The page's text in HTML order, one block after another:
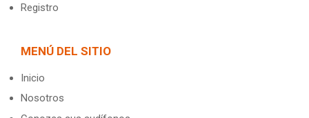
Registro
MENÚ DEL SITIO
Inicio
Nosotros